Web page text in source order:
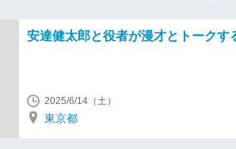
安達健太郎と役者が漫才とトークす
2025/6/14（土）
東京都